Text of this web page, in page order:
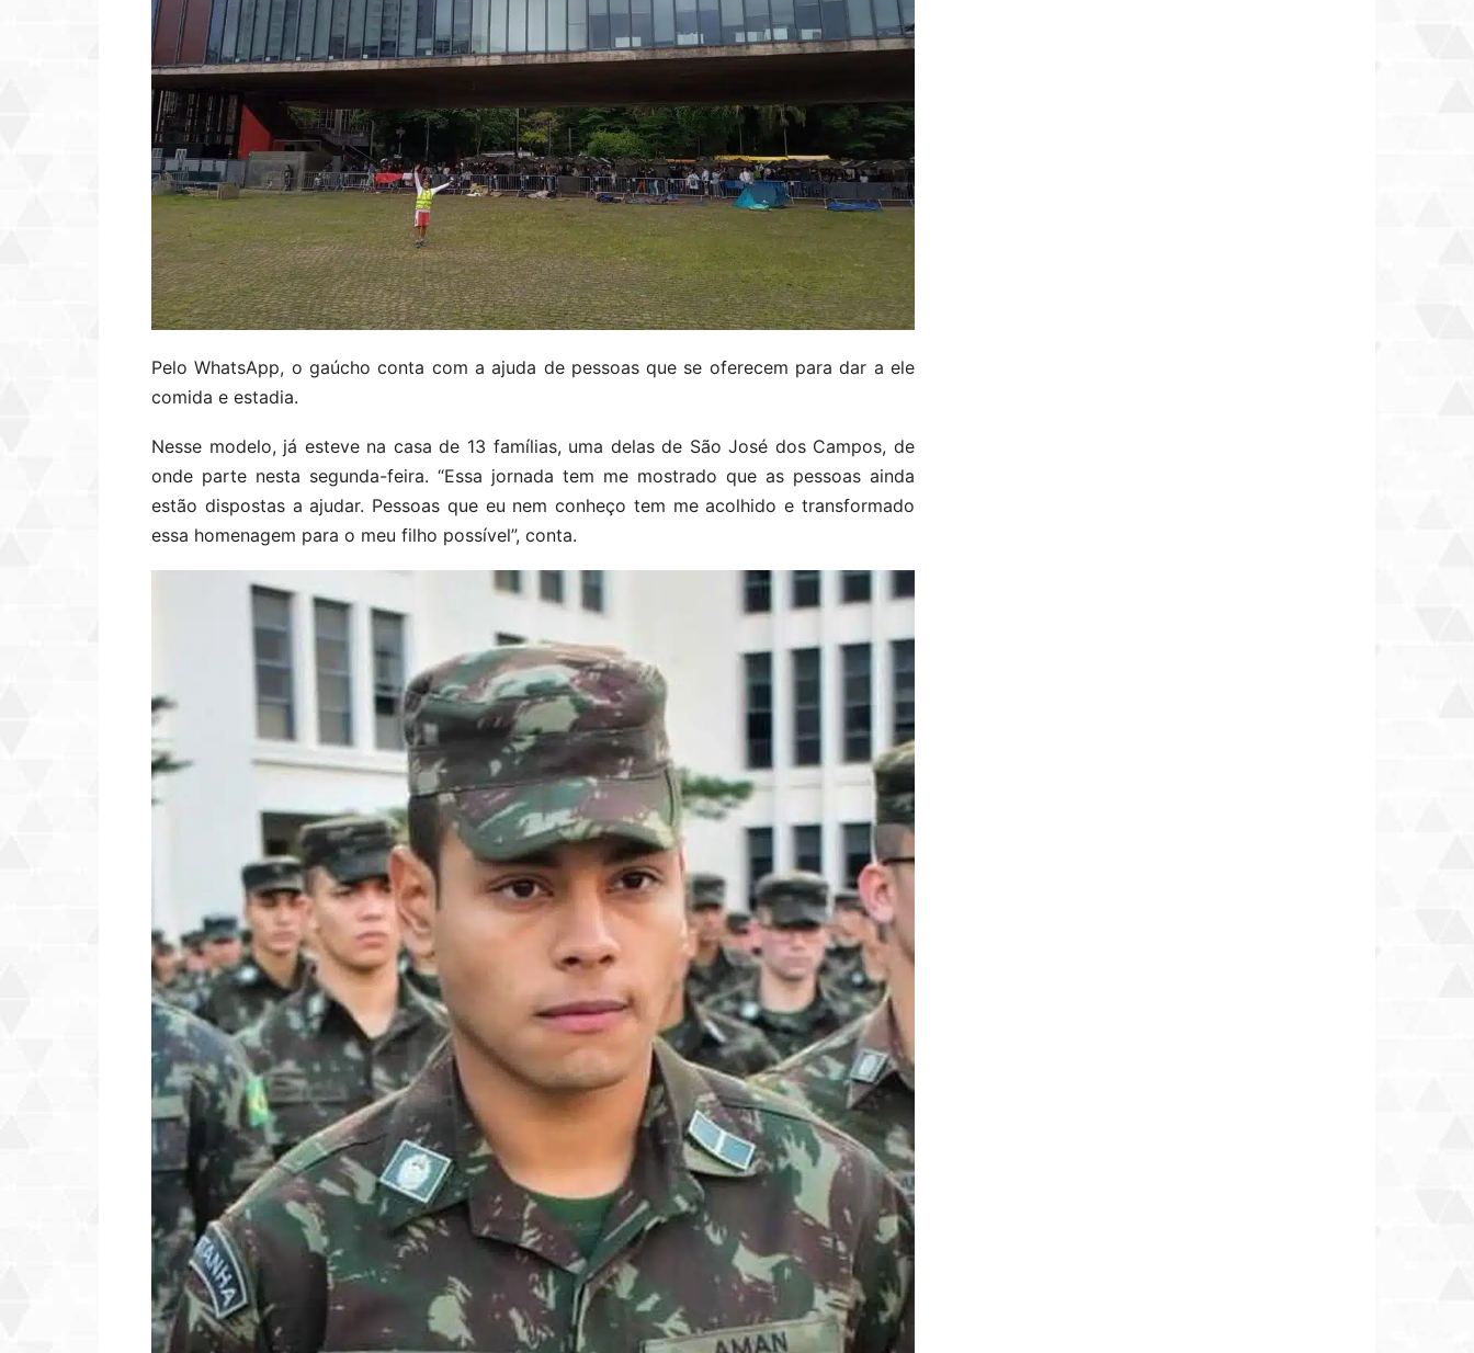
Pelo WhatsApp, o gaúcho conta com a ajuda de pessoas que se oferecem para dar a ele
comida e estadia.
Nesse modelo, já esteve na casa de 13 famílias, uma delas de São José dos Campos, de
onde parte nesta segunda-feira. “Essa jornada tem me mostrado que as pessoas ainda
estão dispostas a ajudar. Pessoas que eu nem conheço tem me acolhido e transformado
essa homenagem para o meu filho possível”, conta.